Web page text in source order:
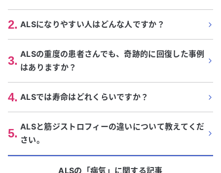
2. ALSになりやすい人はどんな人ですか？
3. ALSの重度の患者さんでも、奇跡的に回復した事例
はありますか？
4. ALSでは寿命はどれくらいですか？
5. ALSと筋ジストロフィーの違いについて教えてくだ
さい。
ALSの「病気 」に関する記事